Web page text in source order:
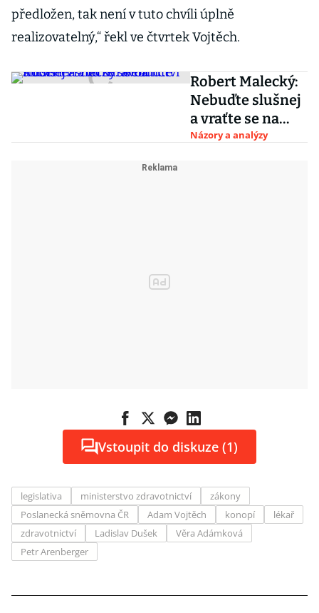
předložen, tak není v tuto chvíli úplně
realizovatelný,“ řekl ve čtvrtek Vojtěch.
Robert Malecký:
Nebuďte slušnej
a vraťte se na
ministerstvo
Názory a analýzy
Vstoupit do diskuze (1)
legislativa ministerstvo zdravotnictví
zákony
Poslanecká sněmovna ČR
Adam Vojtěch konopí
lékař
zdravotnictví
Ladislav Dušek
Věra Adámková
Petr Arenberger